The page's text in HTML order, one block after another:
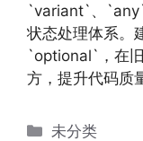
`variant`、
状态处理体系。
`optional`，在
方，提升代码质
分
未分类